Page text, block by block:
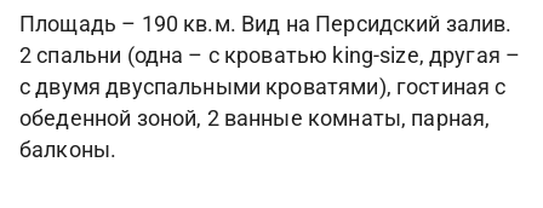
Площадь – 190 кв.м. Вид на Персидский залив.
2 спальни (одна – с кроватью king-size, другая –
с двумя двуспальными кроватями), гостиная с
обеденной зоной, 2 ванные комнаты, парная,
балконы.